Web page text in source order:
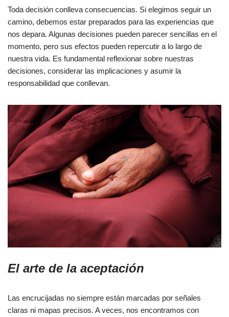
Toda decisión conlleva consecuencias. Si elegimos seguir un
camino, debemos estar preparados para las experiencias que
nos depara. Algunas decisiones pueden parecer sencillas en el
momento, pero sus efectos pueden repercutir a lo largo de
nuestra vida. Es fundamental reflexionar sobre nuestras
decisiones, considerar las implicaciones y asumir la
responsabilidad que conllevan.
El arte de la aceptación
Las encrucijadas no siempre están marcadas por señales
claras ni mapas precisos. A veces, nos encontramos con